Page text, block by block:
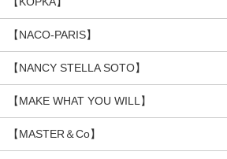
【NACO-PARIS】
【NANCY STELLA SOTO】
【MAKE WHAT YOU WILL】
【MASTER＆Co】